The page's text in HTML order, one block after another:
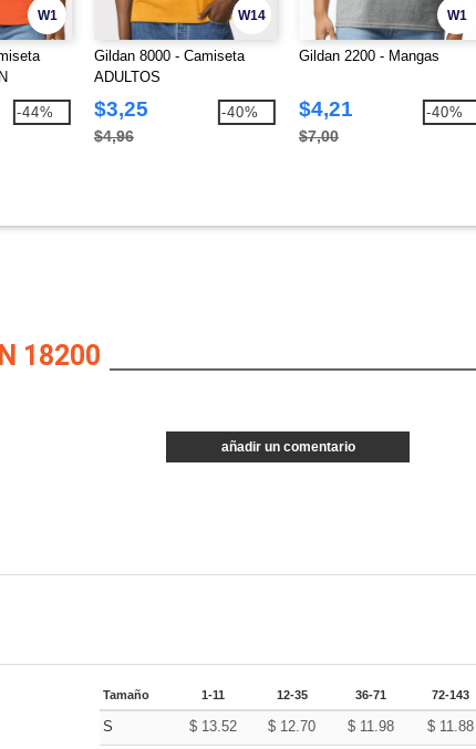
W1
-44%
W14
Gildan 8000 - Camiseta
ADULTOS
$3,25
$4,96
-40%
W1
Gildan 2200 - Mangas
$4,21
$7,00
-40%
18200
añadir un comentario
Tamaño 1-11 12-35 36-71 72-143
S $ 13.52 $ 12.70 $ 11.98 $ 11.88